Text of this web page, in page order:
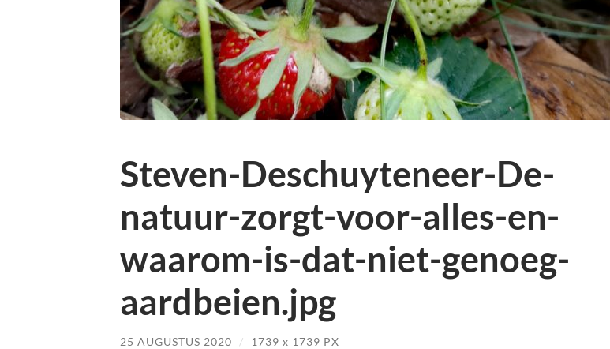
Steven-Deschuyteneer-De-
natuur-zorgt-voor-alles-en-
waarom-is-dat-niet-genoeg-
aardbeien.jpg
25 AUGUSTUS 2020 / 1739 x 1739 PX